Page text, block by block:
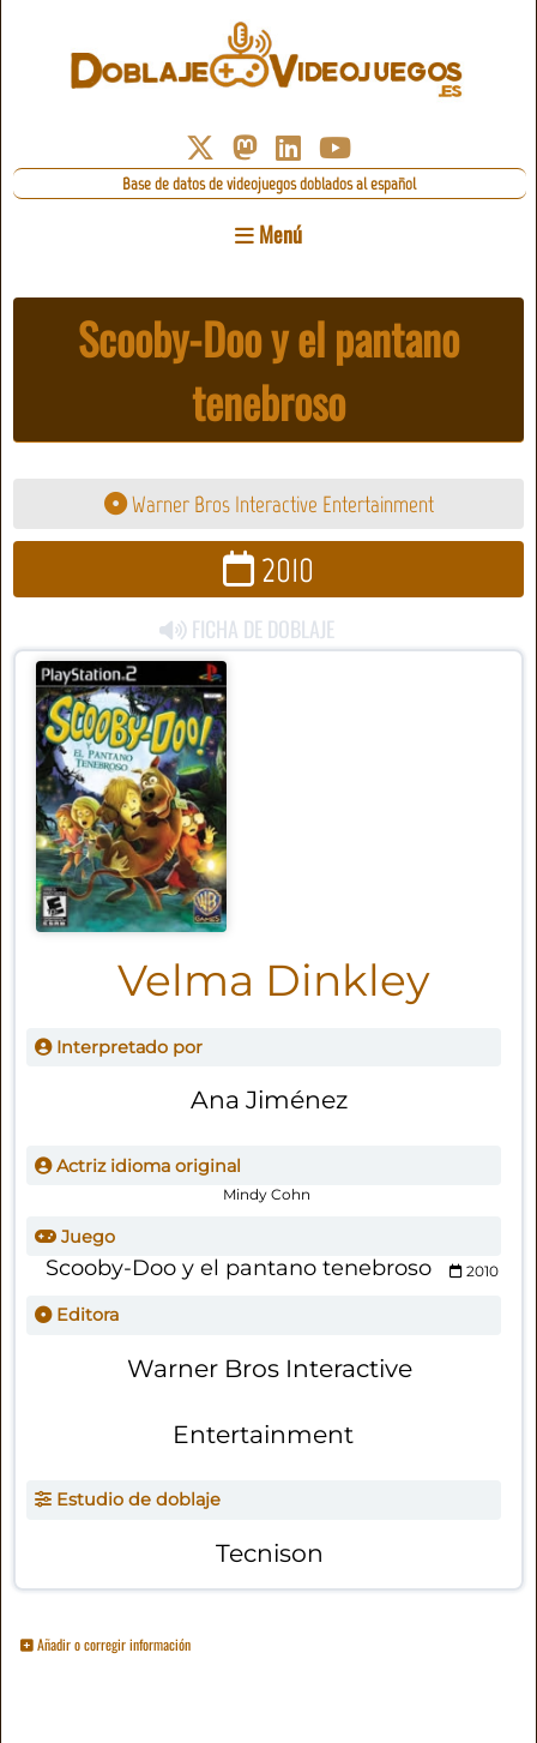
Base de datos de videojuegos doblados al español
Menú
Scooby-Doo y el pantano
tenebroso
Warner Bros Interactive Entertainment
2010
FICHA DE DOBLAJE
Velma Dinkley
Interpretado por
Ana Jiménez
Actriz idioma original
Mindy Cohn
Juego
Scooby-Doo y el pantano tenebroso 2010
Editora
Warner Bros Interactive
Entertainment
Estudio de doblaje
Tecnison
Añadir o corregir información